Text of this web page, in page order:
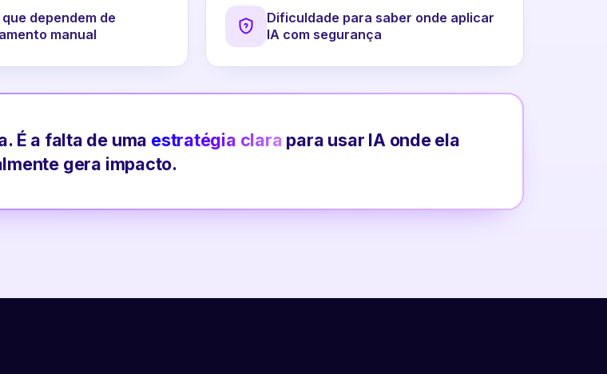
dependem de
manual
Dificuldade para saber onde aplicar
IA com segurança
É a falta de uma estratégia clara para usar IA onde ela
gera impacto.